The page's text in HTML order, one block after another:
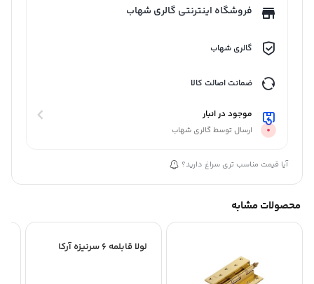
فروشگاه اینترنتی گالری شهاب
گالری شهاب
ضمانت اصالت کالا
موجود در انبار
ارسال توسط گالری شهاب
آیا قیمت مناسب تری سراغ دارید؟
محصولات مشابه
لولا قابلمه 6 سرنیزه آرکا